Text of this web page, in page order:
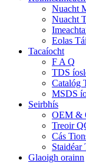
Nuacht
Nuacht
Eolas
Tacaíocht
F A Q
TDS
Catalóg
MSDS
Seirbhís
OEM &
Treoir
Cás
Staidéar
Glaoigh orainn